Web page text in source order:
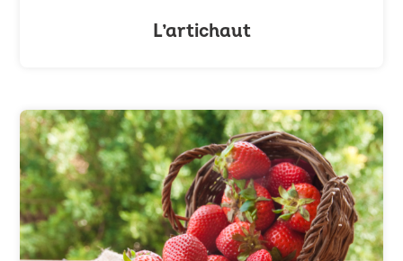
L’artichaut